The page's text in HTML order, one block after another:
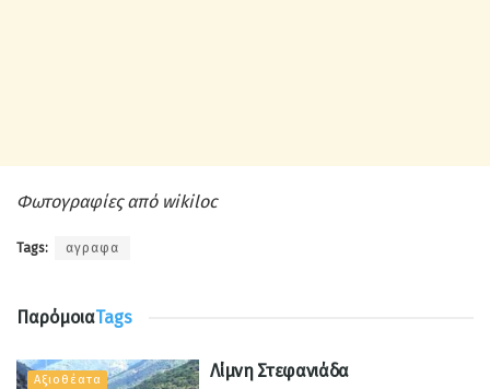
Φωτογραφίες από wikiloc
Tags: αγραφα
ΠαρόμοιαTags
Αξιοθέατα Λίμνη Στεφανιάδα